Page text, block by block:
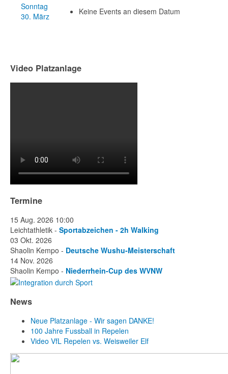
Sonntag
30. März
Keine Events an diesem Datum
Video Platzanlage
Termine
15 Aug. 2026 10:00
Leichtathletik - Sportabzeichen - 2h Walking
03 Okt. 2026
Shaolin Kempo - Deutsche Wushu-Meisterschaft
14 Nov. 2026
Shaolin Kempo - Niederrhein-Cup des WVNW
News
Neue Platzanlage - Wir sagen DANKE!
100 Jahre Fussball in Repelen
Video VfL Repelen vs. Weisweiler Elf